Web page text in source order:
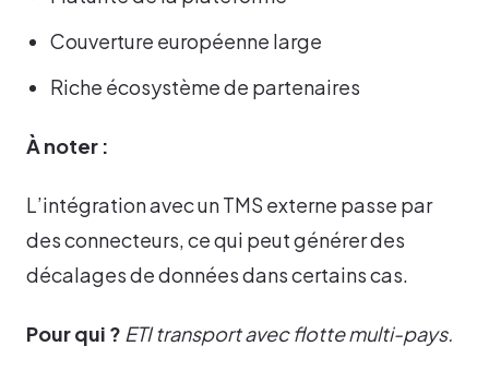
Couverture européenne large
Riche écosystème de partenaires
À noter :
L’intégration avec un TMS externe passe par
des connecteurs, ce qui peut générer des
décalages de données dans certains cas.
Pour qui ? ETI transport avec flotte multi-pays.